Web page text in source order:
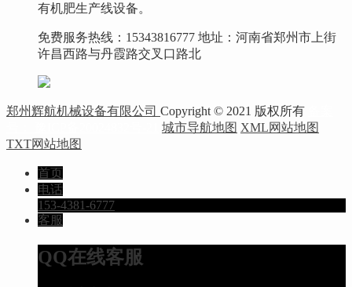
有机肥生产线设备。
免费服务热线：15343816777 地址：河南省郑州市上街
许昌西路与丹霞路交叉口路北
郑州辉航机械设备有限公司 Copyright © 2021 版权所有
城市导航地图 XML网站地图
TXT网站地图
首页
电话
153-4381-6777
客服
QQ在线客服